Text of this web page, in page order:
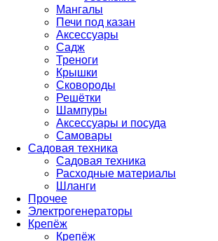
Мангалы
Печи под казан
Аксессуары
Садж
Треноги
Крышки
Сковороды
Решётки
Шампуры
Аксессуары и посуда
Самовары
Садовая техника
Садовая техника
Расходные материалы
Шланги
Прочее
Электрогенераторы
Крепёж
Крепёж